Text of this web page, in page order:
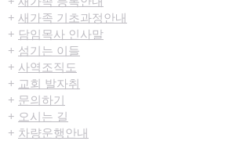
+ 새가족 기초과정안내
+ 담임목사 인사말
+ 섬기는 이들
+ 사역조직도
+ 교회 발자취
+ 문의하기
+ 오시는 길
+ 차량운행안내